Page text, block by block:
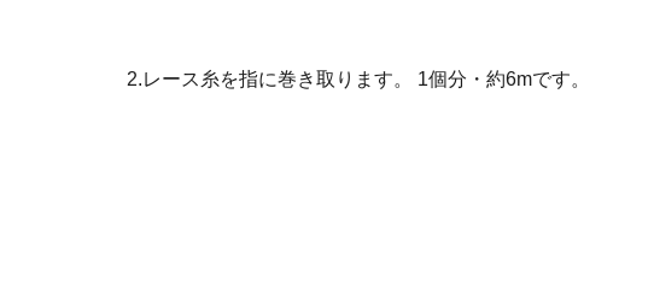
2.レース糸を指に巻き取ります。 1個分・約6mです。